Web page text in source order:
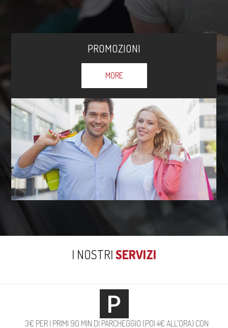
PROMOZIONI
MORE
I NOSTRISERVIZI
3€ PER I PRIMI 90 MIN DI PARCHEGGIO (POI 4€ ALL'ORA) CON